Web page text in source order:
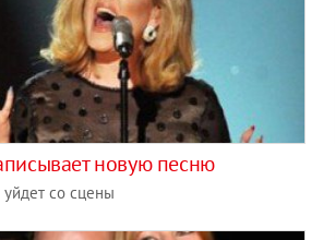
новую песню
со сцены